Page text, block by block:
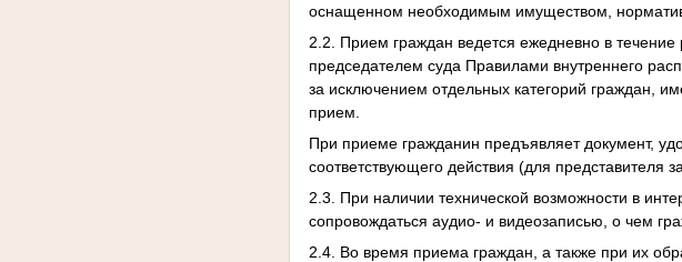
оснащенном необходимым имуществом,
2.2. Прием граждан ведется ежедневно в
председателем суда Правилами внутреннего
за исключением отдельных категорий граждан,
прием.
При приеме гражданин предъявляет документ,
соответствующего действия (для представителя
2.3. При наличии технической возможности в
сопровождаться аудио- и видеозаписью, о чем
2.4. Во время приема граждан, а также при их